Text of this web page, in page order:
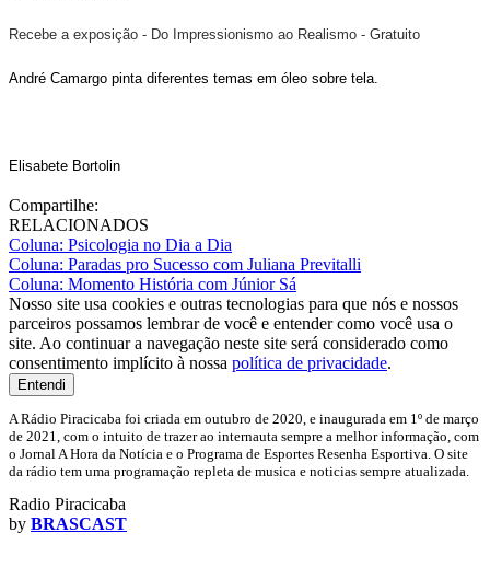
Recebe a exposição - Do Impressionismo ao Realismo - Gratuito
André Camargo pinta diferentes temas em óleo sobre tela.
Elisabete Bortolin
Compartilhe:
RELACIONADOS
Coluna: Psicologia no Dia a Dia
Coluna: Paradas pro Sucesso com Juliana Previtalli
Coluna: Momento História com Júnior Sá
Nosso site usa cookies e outras tecnologias para que nós e nossos
parceiros possamos lembrar de você e entender como você usa o
site. Ao continuar a navegação neste site será considerado como
consentimento implícito à nossa política de privacidade.
Entendi
A Rádio Piracicaba foi criada em outubro de 2020, e inaugurada em 1º de março
de 2021, com o intuito de trazer ao internauta sempre a melhor informação, com
o Jornal A Hora da Notícia e o Programa de Esportes Resenha Esportiva. O site
da rádio tem uma programação repleta de musica e noticias sempre atualizada.
Radio Piracicaba
by BRASCAST